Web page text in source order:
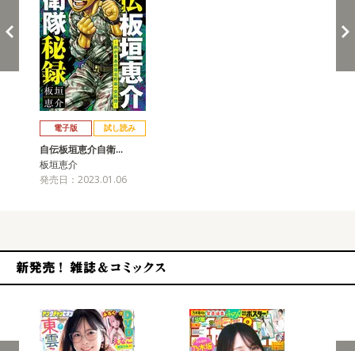
電子版 試し読み
自伝板垣恵介自衛…
板垣恵介
発売日：2023.01.06